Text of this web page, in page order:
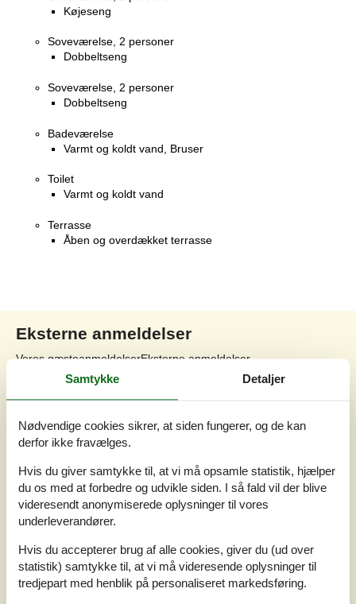
Køjeseng
Soveværelse, 2 personer
Dobbeltseng
Soveværelse, 2 personer
Dobbeltseng
Badeværelse
Varmt og koldt vand, Bruser
Toilet
Varmt og koldt vand
Terrasse
Åben og overdækket terrasse
Eksterne anmeldelser
Vores gæsteanmeldelserEksterne anmeldelser
4,0
Tjek ind: 4 Rengøring: 3 Komfort:
Samtykke Detaljer
Nødvendige cookies sikrer, at siden fungerer, og de kan
derfor ikke fravælges.
Hvis du giver samtykke til, at vi må opsamle statistik, hjælper
du os med at forbedre og udvikle siden. I så fald vil der blive
videresendt anonymiserede oplysninger til vores
underleverandører.
Hvis du accepterer brug af alle cookies, giver du (ud over
statistik) samtykke til, at vi må videresende oplysninger til
tredjepart med henblik på personaliseret markedsføring.